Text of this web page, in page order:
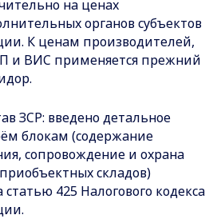
на ценах
органов субъектов
К ценам производителей,
и ВИС применяется прежний
ЗСР: введено детальное
блокам (содержание
сопровождение и охрана
складов)
425 Налогового кодекса